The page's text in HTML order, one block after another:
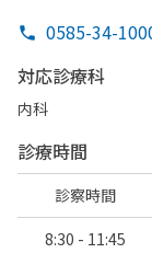
0585-34-
対応診療科
内科
診療時間
診察時間
8:30 - 11:45